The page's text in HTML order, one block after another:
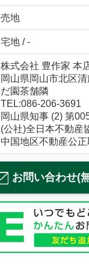
売地
宅地 / -
株式会社 豊作家 本
岡山県岡山市北区
だ園茶舗隣
TEL:086-206-3691
岡山県知事 (2) 第
(公社)全日本不動産
中国地区不動産公
お問い合わせ(